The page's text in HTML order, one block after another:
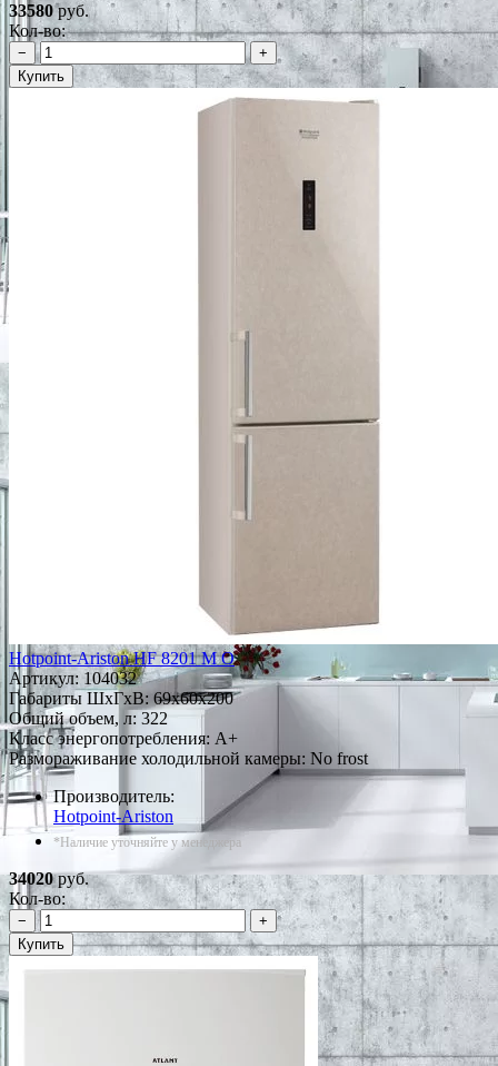
33580руб.
Кол-во:
−
+
Купить
Hotpoint-Ariston HF 8201 M О
Артикул:104032
Габариты ШxГxВ: 69x60x200
Общий объем, л: 322
Класс энергопотребления: A+
Размораживание холодильной камеры: No frost
Производитель:
Hotpoint-Ariston
*Наличие уточняйте у менеджера
34020руб.
Кол-во:
−
+
Купить